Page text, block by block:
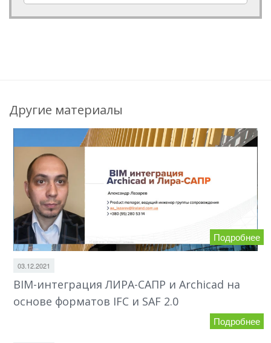
Другие материалы
Подробнее
03.12.2021
BIM-интеграция ЛИРА-САПР и Archicad на
основе форматов IFC и SAF 2.0
Подробнее